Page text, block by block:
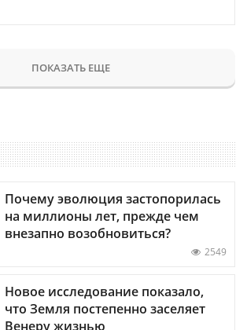
ПОКАЗАТЬ ЕЩЕ
Почему эволюция застопорилась
на миллионы лет, прежде чем
внезапно возобновиться?
2549
Новое исследование показало,
что Земля постепенно заселяет
Венеру жизнью